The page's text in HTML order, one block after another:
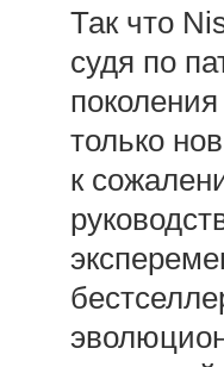
Так что
судя по
только
к